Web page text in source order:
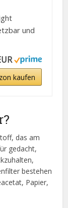
und
kaufen
das am
gedacht,
bestehen
Papier,